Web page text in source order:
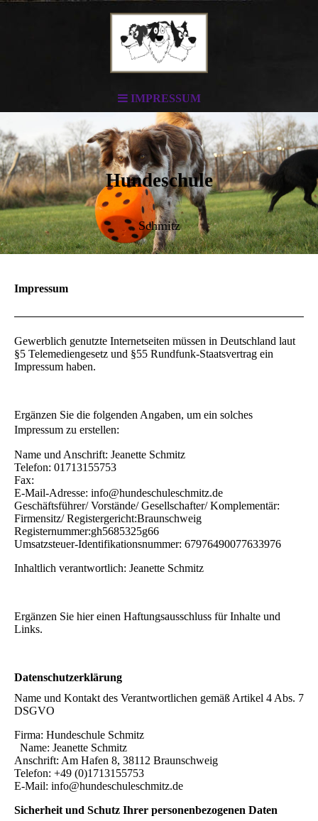
IMPRESSUM
Hundeschule
Schmitz
Impressum
Gewerblich genutzte Internetseiten müssen in Deutschland laut
§5 Telemediengesetz und §55 Rundfunk-Staatsvertrag ein
Impressum haben.
Ergänzen Sie die folgenden Angaben, um ein solches
Impressum zu erstellen:
Name und Anschrift: Jeanette Schmitz
Telefon: 01713155753
Fax:
E-Mail-Adresse: info@hundeschuleschmitz.de
Geschäftsführer/ Vorstände/ Gesellschafter/ Komplementär:
Firmensitz/ Registergericht:Braunschweig
Registernummer:gh5685325g66
Umsatzsteuer-Identifikationsnummer: 67976490077633976
Inhaltlich verantwortlich: Jeanette Schmitz
Ergänzen Sie hier einen Haftungsausschluss für Inhalte und
Links.
Datenschutzerklärung
Name und Kontakt des Verantwortlichen gemäß Artikel 4 Abs. 7
DSGVO
Firma: Hundeschule Schmitz
Name: Jeanette Schmitz
Anschrift: Am Hafen 8, 38112 Braunschweig
Telefon: +49 (0)1713155753
E-Mail: info@hundeschuleschmitz.de
Sicherheit und Schutz Ihrer personenbezogenen Daten